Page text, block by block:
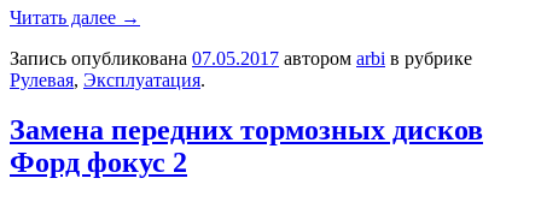
Читать далее →
Запись опубликована 07.05.2017 автором arbi в рубрике
Рулевая, Эксплуатация.
Замена передних тормозных дисков
Форд фокус 2